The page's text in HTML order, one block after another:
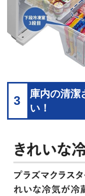
3
庫内の清潔
い！